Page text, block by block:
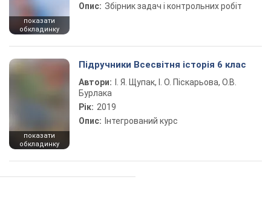
показати
обкладинку
Опис: Збірник задач і контрольних робіт
показати
обкладинку
Підручники Всесвітня історія 6 клас
Автори:
І. Я. Щупак, І. О. Піскарьова, О.В.
Бурлака
Рік: 2019
Опис: Інтегрований курс